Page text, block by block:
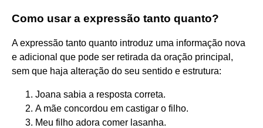
Como usar a expressão tanto quanto?
A expressão tanto quanto introduz uma informação nova
e adicional que pode ser retirada da oração principal,
sem que haja alteração do seu sentido e estrutura:
Joana sabia a resposta correta.
A mãe concordou em castigar o filho.
Meu filho adora comer lasanha.